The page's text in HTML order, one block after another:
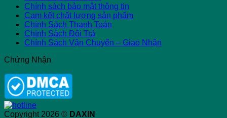
Chính sách bảo mật thông tin
Cam kết chất lượng sản phẩm
Chính Sách Thanh Toán
Chính Sách Đổi Trả
Chính Sách Vận Chuyển – Giao Nhận
Chứng Nhận
Copyright 2026 © DAXIN